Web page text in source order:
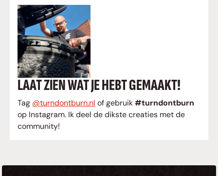
LAAT ZIEN WAT JE HEBT GEMAAKT!
Tag @turndontburn.nl of gebruik#turndontburn
op Instagram. Ik deel de dikste creaties met de
community!